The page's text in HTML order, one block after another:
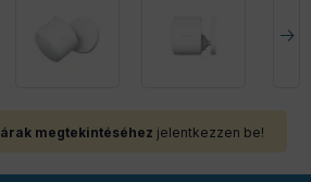
árak megtekintéséhez jelentkezzen be!